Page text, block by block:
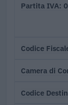
Partita IVA
Codice
Camera di
Codice